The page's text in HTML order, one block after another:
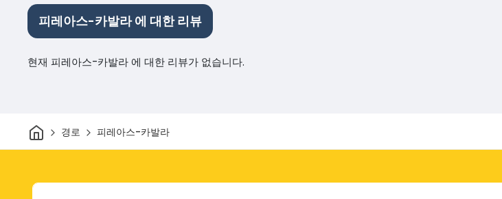
피레아스-카발라 에 대한 리뷰
현재 피레아스-카발라 에 대한 리뷰가 없습니다.
집 경로 피레아스-카발라